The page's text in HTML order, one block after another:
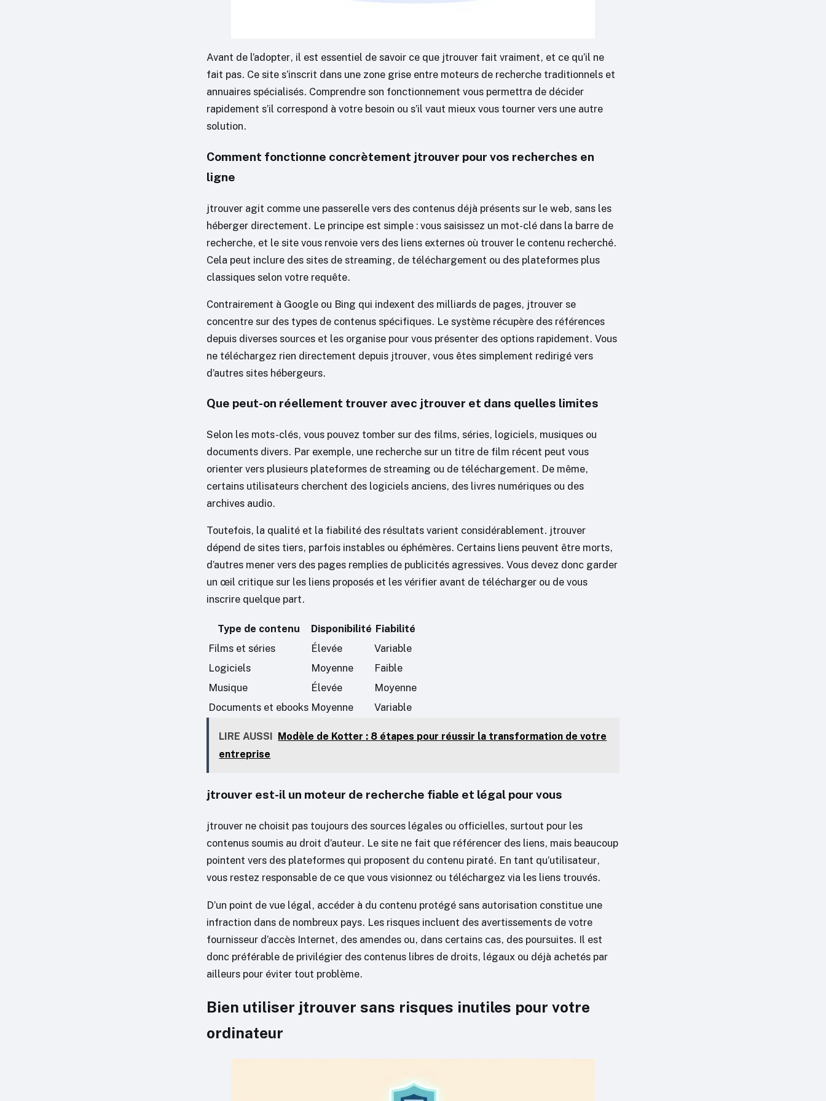
Avant de l’adopter, il est essentiel de savoir ce que jtrouver fait vraiment, et ce qu’il ne
fait pas. Ce site s’inscrit dans une zone grise entre moteurs de recherche traditionnels et
annuaires spécialisés. Comprendre son fonctionnement vous permettra de décider
rapidement s’il correspond à votre besoin ou s’il vaut mieux vous tourner vers une autre
solution.
Comment fonctionne concrètement jtrouver pour vos recherches en
ligne
jtrouver agit comme une passerelle vers des contenus déjà présents sur le web, sans les
héberger directement. Le principe est simple : vous saisissez un mot-clé dans la barre de
recherche, et le site vous renvoie vers des liens externes où trouver le contenu recherché.
Cela peut inclure des sites de streaming, de téléchargement ou des plateformes plus
classiques selon votre requête.
Contrairement à Google ou Bing qui indexent des milliards de pages, jtrouver se
concentre sur des types de contenus spécifiques. Le système récupère des références
depuis diverses sources et les organise pour vous présenter des options rapidement. Vous
ne téléchargez rien directement depuis jtrouver, vous êtes simplement redirigé vers
d’autres sites hébergeurs.
Que peut-on réellement trouver avec jtrouver et dans quelles limites
Selon les mots-clés, vous pouvez tomber sur des films, séries, logiciels, musiques ou
documents divers. Par exemple, une recherche sur un titre de film récent peut vous
orienter vers plusieurs plateformes de streaming ou de téléchargement. De même,
certains utilisateurs cherchent des logiciels anciens, des livres numériques ou des
archives audio.
Toutefois, la qualité et la fiabilité des résultats varient considérablement. jtrouver
dépend de sites tiers, parfois instables ou éphémères. Certains liens peuvent être morts,
d’autres mener vers des pages remplies de publicités agressives. Vous devez donc garder
un œil critique sur les liens proposés et les vérifier avant de télécharger ou de vous
inscrire quelque part.
Type de contenu Disponibilité Fiabilité
Films et séries
Élevée
Variable
Logiciels
Moyenne
Faible
Musique
Élevée
Moyenne
Documents et ebooks Moyenne Variable
LIRE AUSSI Modèle de Kotter : 8 étapes pour réussir la transformation de votre
entreprise
jtrouver est-il un moteur de recherche fiable et légal pour vous
jtrouver ne choisit pas toujours des sources légales ou officielles, surtout pour les
contenus soumis au droit d’auteur. Le site ne fait que référencer des liens, mais beaucoup
pointent vers des plateformes qui proposent du contenu piraté. En tant qu’utilisateur,
vous restez responsable de ce que vous visionnez ou téléchargez via les liens trouvés.
D’un point de vue légal, accéder à du contenu protégé sans autorisation constitue une
infraction dans de nombreux pays. Les risques incluent des avertissements de votre
fournisseur d’accès Internet, des amendes ou, dans certains cas, des poursuites. Il est
donc préférable de privilégier des contenus libres de droits, légaux ou déjà achetés par
ailleurs pour éviter tout problème.
Bien utiliser jtrouver sans risques inutiles pour votre
ordinateur